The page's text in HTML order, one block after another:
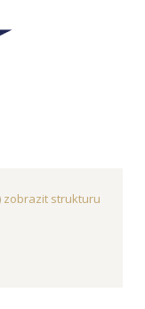
zobrazit strukturu